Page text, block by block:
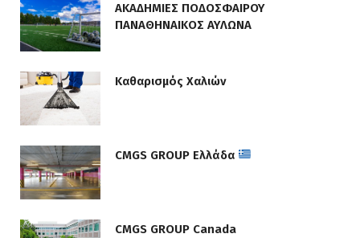
ΑΚΑΔΗΜΙΕΣ ΠΟΔΟΣΦΑΙΡΟΥ
ΠΑΝΑΘΗΝΑΙΚΟΣ ΑΥΛΩΝΑ
Καθαρισμός Χαλιών
CMGS GROUP Ελλάδα
CMGS GROUP Canada